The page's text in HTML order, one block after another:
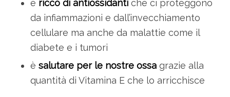
è ricco di antiossidantiche ci proteggono
da infiammazioni e dall’invecchiamento
cellulare ma anche da malattie come il
diabete e i tumori
è salutare per le nostre ossagrazie alla
quantità di Vitamina E che lo arricchisce